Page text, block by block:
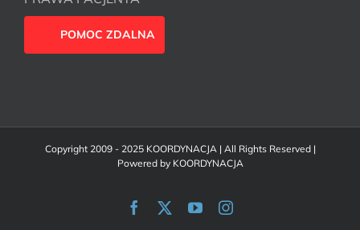
POMOC ZDALNA
Copyright 2009 - 2025 KOORDYNACJA | All Rights Reserved |
Powered by KOORDYNACJA
Facebook YouTubeInstagram